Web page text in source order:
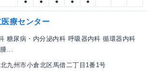
● ● ● ● ●
療センター
糖尿病・内分泌内科 呼吸器内科 循環器内科
...
九州市小倉北区馬借二丁目1番1号